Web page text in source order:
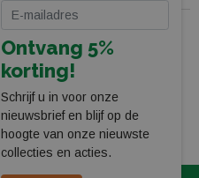
Ontvang 5%
korting!
Schrijf u in voor onze
nieuwsbrief en blijf op de
hoogte van onze nieuwste
collecties en acties.